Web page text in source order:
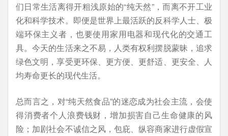
们日常生活离得开粗浅原始的“纯天然”，而离不开工业
化和科学技术。即便是世界上最活跃的反科学人士、极
端环保主义者，也要使用家用电器和现代化的交通工
具。今天的生活来之不易，人类有权利摆脱蒙昧，追求
绿色文明，享受更环保、更方便、更舒适、更安全、人
均寿命更长的现代生活。
总而言之，对“纯天然食品”的迷恋成为社会主流，会使
得消费者个人浪费钱财，增加损害自己生命健康的风
险；加剧社会不诚信之风，包庇、纵容商家进行虚假宣